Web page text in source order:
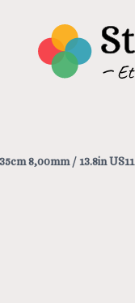
8,00mm / 13.8in US11